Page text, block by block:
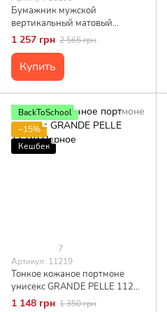
Бумажник мужской
вертикальный матовый
SHVIGEL 16199 Рыжий
1 257 грн 2 565 грн
Купить
BackToSchool
−15%
Кешбек
7
Артикул: 11219
Тонкое кожаное портмоне
унисекс GRANDE PELLE 11219
Черное
1 148 грн 1 350 грн